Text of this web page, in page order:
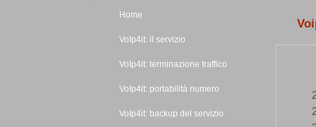
Home
VoIp4it: il servizio
VoIp4it: terminazione traffico
VoIp4it: portabilità numero
VoIp4it: backup del servizio